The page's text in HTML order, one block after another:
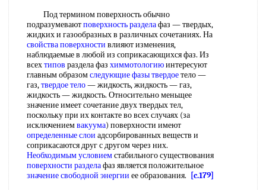
Под термином поверхность обычно
подразумеваютповерхность разделафаз — твердых,
жидких и газообразных в различных сочетаниях. На
свойства поверхности влияют изменения,
наблюдаемые в любой из соприкасающихся фаз. Из
всехтипов раздела фаз химмотологиюинтересуют
главным образомследующиефазы твердоетело —
газ,твердое тело— жидкость, жидкость — газ,
жидкость — жидкость. Относительно меньщее
значение имеет сочетание двух твердых тел,
поскольку при их контакте во всех случаях (за
исключениемвакуума) поверхности имеют
определенные слои адсорбированных веществ и
соприкасаются друг с другом через них.
Необходимым условиемстабильного существования
поверхности разделафаз является положительное
значение свободной энергии ее образования.
[c.179]